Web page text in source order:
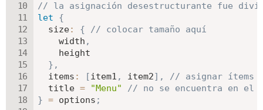
// la asignación desestructurante fue
let
{
size: {
// colocar tamaño aquí
    width
,
    height
} ,
items : [item1 , item2] ,
// asignar ítems
  title
= "Menu"
// no se encuentra en el
} = options ;